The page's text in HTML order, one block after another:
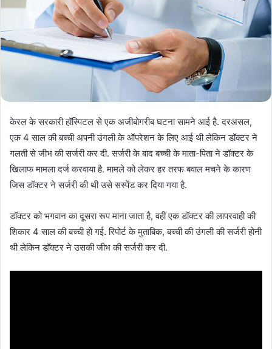
केरल के सरकारी हॉस्पिटल से एक अजीबोगरीब घटना सामने आई है. दरअसल,
एक 4 साल की बच्ची अपनी उंगली के ऑपरेशन के लिए आई थी लेकिन डॉक्टर ने
गलती से जीभ की सर्जरी कर दी. सर्जरी के बाद बच्ची के माता-पिता ने डॉक्टर के
खिलाफ मामला दर्ज करवाया है. मामले को लेकर हर तरफ बवाल मचने के कारण
जिस डॉक्टर ने सर्जरी की थी उसे सस्पेंड कर दिया गया है.
डॉक्टर को भगवान का दूसरा रूप माना जाता है, वहीं एक डॉक्टर की लापरवाही की
शिकार 4 साल की बच्ची हो गई. रिपोर्ट के मुताबिक, बच्ची की उंगली की सर्जरी होनी
थी लेकिन डॉक्टर ने उसकी जीभ की सर्जरी कर दी.